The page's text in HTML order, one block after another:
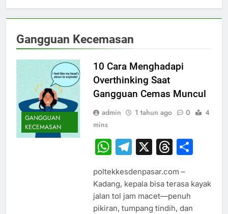
Gangguan Kecemasan
GANGGUAN
KECEMASAN
10 Cara Menghadapi
Overthinking Saat
Gangguan Cemas Muncul
admin 1 tahun ago 0
4
mins
WhatsApp
Telegram
X
poltekkesdenpasar.com –
Kadang, kepala bisa terasa kayak
jalan tol jam macet—penuh
pikiran, tumpang tindih, dan